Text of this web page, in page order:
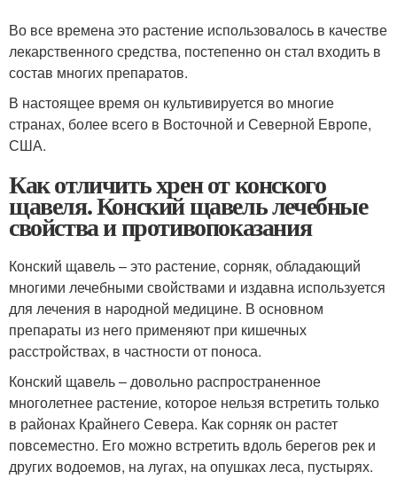
Во все времена это растение использовалось в качестве
лекарственного средства, постепенно он стал входить в
состав многих препаратов.
В настоящее время он культивируется во многие
странах, более всего в Восточной и Северной Европе,
США.
Как отличить хрен от конского
щавеля. Конский щавель лечебные
свойства и противопоказания
Конский щавель – это растение, сорняк, обладающий
многими лечебными свойствами и издавна используется
для лечения в народной медицине. В основном
препараты из него применяют при кишечных
расстройствах, в частности от поноса.
Конский щавель – довольно распространенное
многолетнее растение, которое нельзя встретить только
в районах Крайнего Севера. Как сорняк он растет
повсеместно. Его можно встретить вдоль берегов рек и
других водоемов, на лугах, на опушках леса, пустырях.